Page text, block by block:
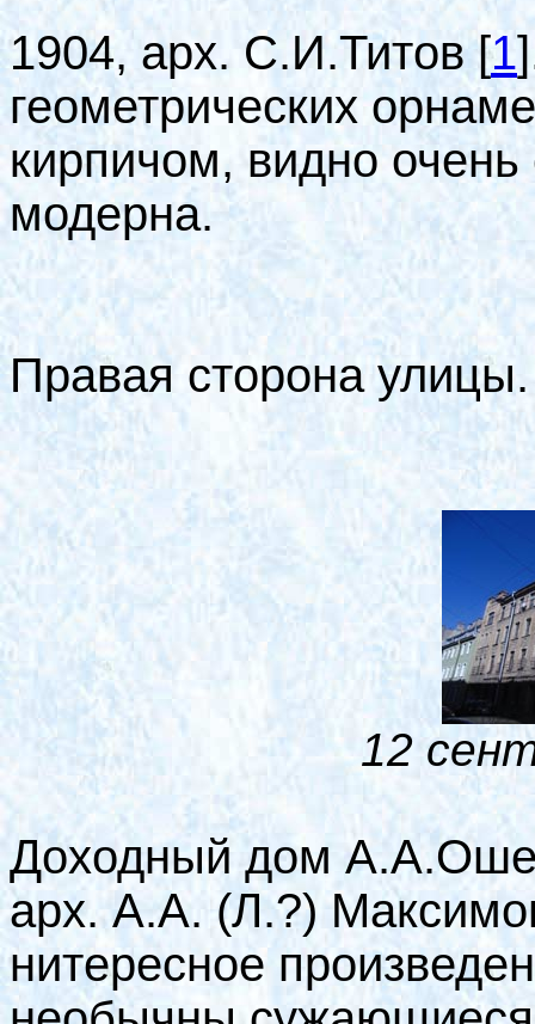
1904, арх. С.И.Титов[1]
геометрических
кирпичом, видно
модерна.
Правая сторона
12
Доходный дом
арх. А.А. (Л.?)
нитересное